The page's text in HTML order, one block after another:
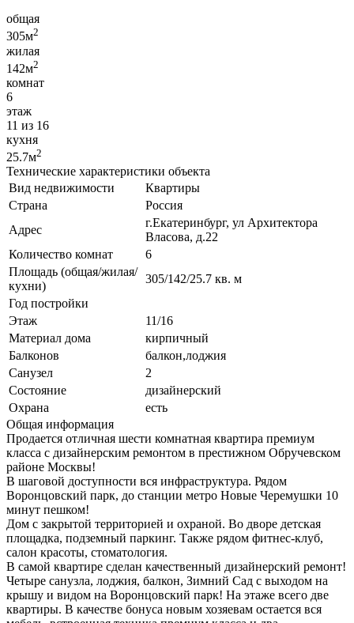
общая
305м2
жилая
142м2
комнат
6
этаж
11 из 16
кухня
25.7м2
Технические характеристики объекта
Вид недвижимости
Квартиры
Страна
Россия
Адрес
г.Екатеринбург, ул Архитектора
Власова, д.22
Количество комнат
6
Площадь (общая/жилая/
кухни)
305/142/25.7 кв. м
Год постройки
Этаж
11/16
Материал дома
кирпичный
Балконов
балкон,лоджия
Санузел
2
Состояние
дизайнерский
Охрана
есть
Общая информация
Продается отличная шести комнатная квартира премиум
класса с дизайнерским ремонтом в престижном Обручевском
районе Москвы!
В шаговой доступности вся инфраструктура. Рядом
Воронцовский парк, до станции метро Новые Черемушки 10
минут пешком!
Дом с закрытой территорией и охраной. Во дворе детская
площадка, подземный паркинг. Также рядом фитнес-клуб,
салон красоты, стоматология.
В самой квартире сделан качественный дизайнерский ремонт!
Четыре санузла, лоджия, балкон, Зимний Сад с выходом на
крышу и видом на Воронцовский парк! На этаже всего две
квартиры. В качестве бонуса новым хозяевам остается вся